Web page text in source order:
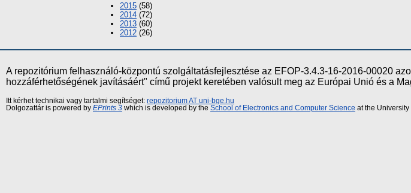
2015 (58)
2014 (72)
2013 (60)
2012 (26)
A repozitórium felhasználó-központú szolgáltatásfejlesztése az EFOP-3.4.3-16-2016-00020
hozzáférhetőségének javításáért" című projekt keretében valósult meg az Európai Unió és a
Itt kérhet technikai vagy tartalmi segítséget: repozitorium AT uni-bge.hu
Dolgozattár is powered by EPrints 3 which is developed by the School of Electronics and Computer Science at the University